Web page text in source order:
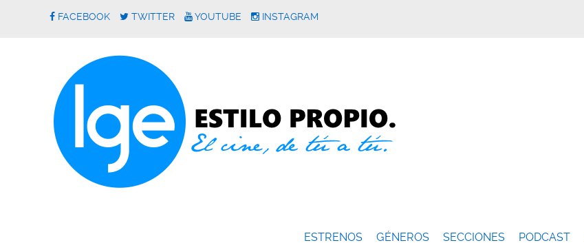
FACEBOOK TWITTER YOUTUBE INSTAGRAM
ESTRENOS GÉNEROS SECCIONES PODCAST